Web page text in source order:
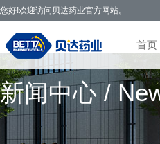
您好!欢迎访问贝达药业官方网站。
首页
贝达药业秉承开拓创新、造福于
展理念，致力于通过新药研发，努力实
新为民、科技惠民，做更多吃得起的好
新闻中心 /